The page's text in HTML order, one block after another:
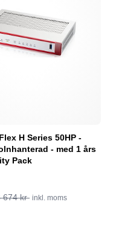
H Series 50HP -
- med 1 års
Pack
674 kr inkl. moms